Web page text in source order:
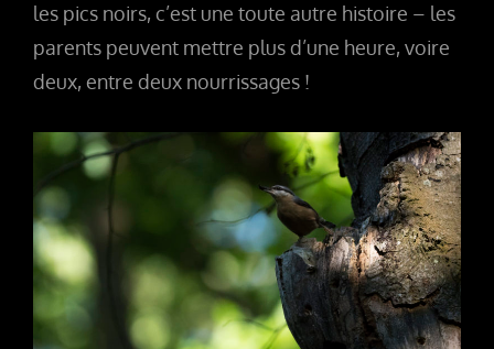
les pics noirs, c’est une toute autre histoire – les
parents peuvent mettre plus d’une heure, voire
deux, entre deux nourrissages !